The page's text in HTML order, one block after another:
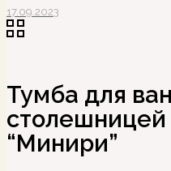
17.09.2023
Тумба для
столешницей
“Минири”